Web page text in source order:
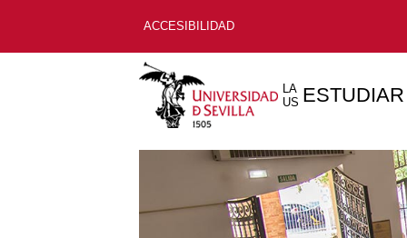
ACCESIBILIDAD
LA
US ESTUDIAR